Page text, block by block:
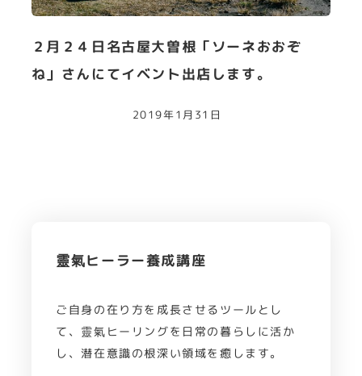
２月２４日名古屋大曽根「ソーネおおぞ
ね」さんにてイベント出店します。
2019年1月31日
靈氣ヒーラー養成講座
ご自身の在り方を成長させるツールとし
て、靈氣ヒーリングを日常の暮らしに活か
し、潜在意識の根深い領域を癒します。